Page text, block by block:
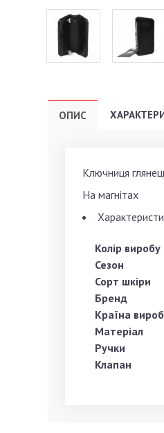
ОПИС
Ключниця
На магнітах
Колір виробу
Сезон
Сорт шкіри
Бренд
Країна
Матеріал
Ручки
Клапан